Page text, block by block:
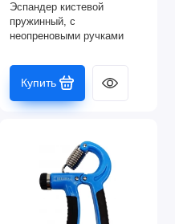
Эспандер кистевой
пружинный, с
неопреновыми ручками
Купить